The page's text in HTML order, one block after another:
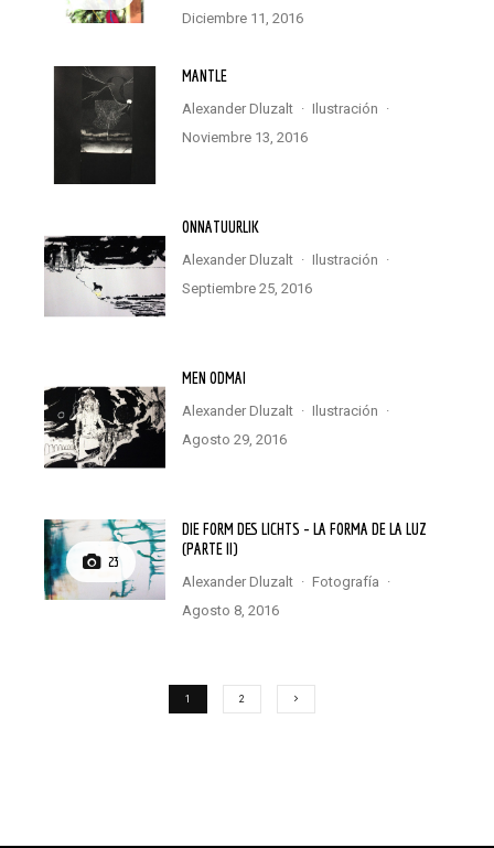
diciembre 11, 2016
MANTLE
Alexander Dluzalt · Ilustración ·
noviembre 13, 2016
ONNATUURLIK
Alexander Dluzalt · Ilustración ·
septiembre 25, 2016
MEN ODMAI
Alexander Dluzalt · Ilustración ·
agosto 29, 2016
23
DIE FORM DES LICHTS – LA FORMA DE LA LUZ
(PARTE II)
Alexander Dluzalt · Fotografía ·
agosto 8, 2016
1 2